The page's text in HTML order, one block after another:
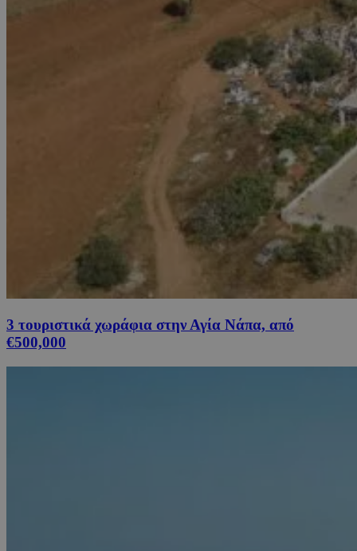
3 τουριστικά χωράφια στην Αγία Νάπα, από
€500,000